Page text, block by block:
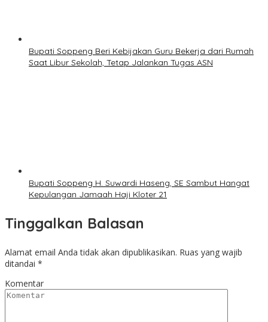
Bupati Soppeng Beri Kebijakan Guru Bekerja dari Rumah
Saat Libur Sekolah, Tetap Jalankan Tugas ASN
Bupati Soppeng H. Suwardi Haseng, SE Sambut Hangat
Kepulangan Jamaah Haji Kloter 21
Tinggalkan Balasan
Alamat email Anda tidak akan dipublikasikan. Ruas yang wajib
ditandai *
Komentar